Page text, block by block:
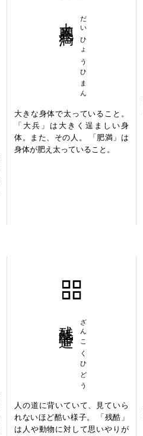
だいひょうひまん
大きな身体で太っていること。
「大兵」は大きく逞ましい身
体。また、その人。 「肥満」は
身体が肥え太っていること。
ざんこくひどう
人の道に背いていて、見ていら
れないほど酷い様子。 「残酷」
は人や動物に対して思いやりが